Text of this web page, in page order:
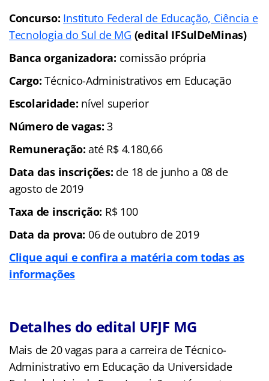
Concurso: Instituto Federal de Educação, Ciência e
Tecnologia do Sul de MG (edital IFSulDeMinas)
Banca organizadora: comissão própria
Cargo: Técnico-Administrativos em Educação
Escolaridade: nível superior
Número de vagas: 3
Remuneração: até R$ 4.180,66
Data das inscrições: de 18 de junho a 08 de
agosto de 2019
Taxa de inscrição: R$ 100
Data da prova: 06 de outubro de 2019
Clique aqui e confira a matéria com todas as
informações
Detalhes do edital UFJF MG
Mais de 20 vagas para a carreira de Técnico-
Administrativo em Educação da Universidade